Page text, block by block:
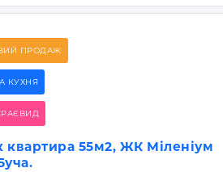
ПРОДАЖ
КУХНЯ
квартира 55м2, ЖК Міленіум